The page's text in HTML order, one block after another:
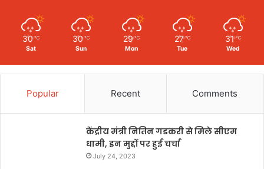
30 ℃
Sat
30 ℃
Sun
29 ℃
Mon
27 ℃
Tue
31 ℃
Wed
Popular Recent Comments
केंद्रीय मंत्री नितिन गडकरी से मिले सीएम
धामी, इन मुद्दों पर हुई चर्चा
July 24, 2023